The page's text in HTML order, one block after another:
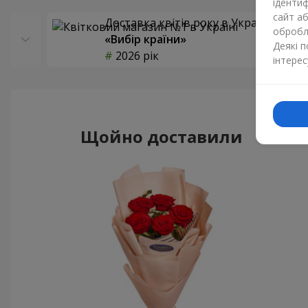
Доставка квітів року в Україні
«Вибір країни»
2026 рік
Щойно доставили
сайт
Деякі